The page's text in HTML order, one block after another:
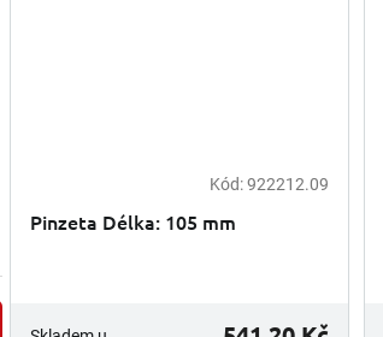
Kód:922212.09
Pinzeta Délka: 105 mm